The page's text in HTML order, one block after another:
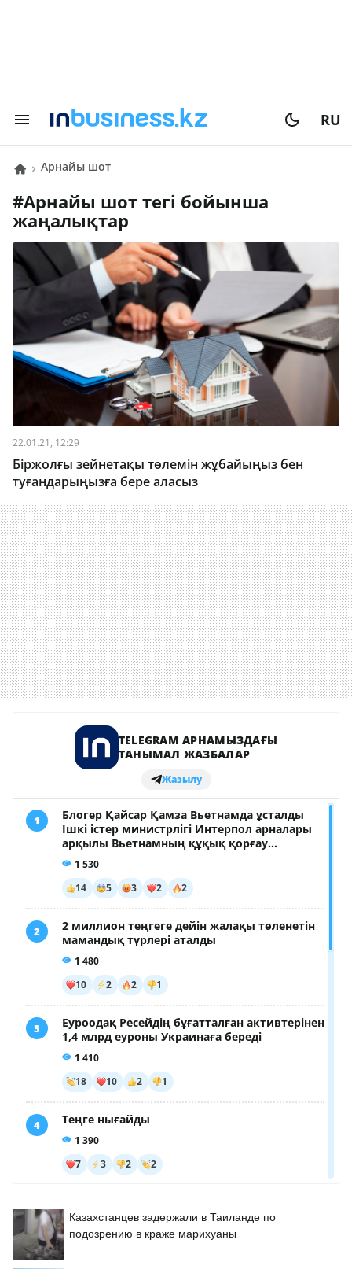
RU
арнайы шот
# арнайы шот тегі бойынша
жаңалықтар
22.01.21, 12:29
Біржолғы зейнетақы төлемін жұбайыңыз бен
туғандарыңызға бере аласыз
Казахстанцев задержали в Таиланде по
подозрению в краже марихуаны